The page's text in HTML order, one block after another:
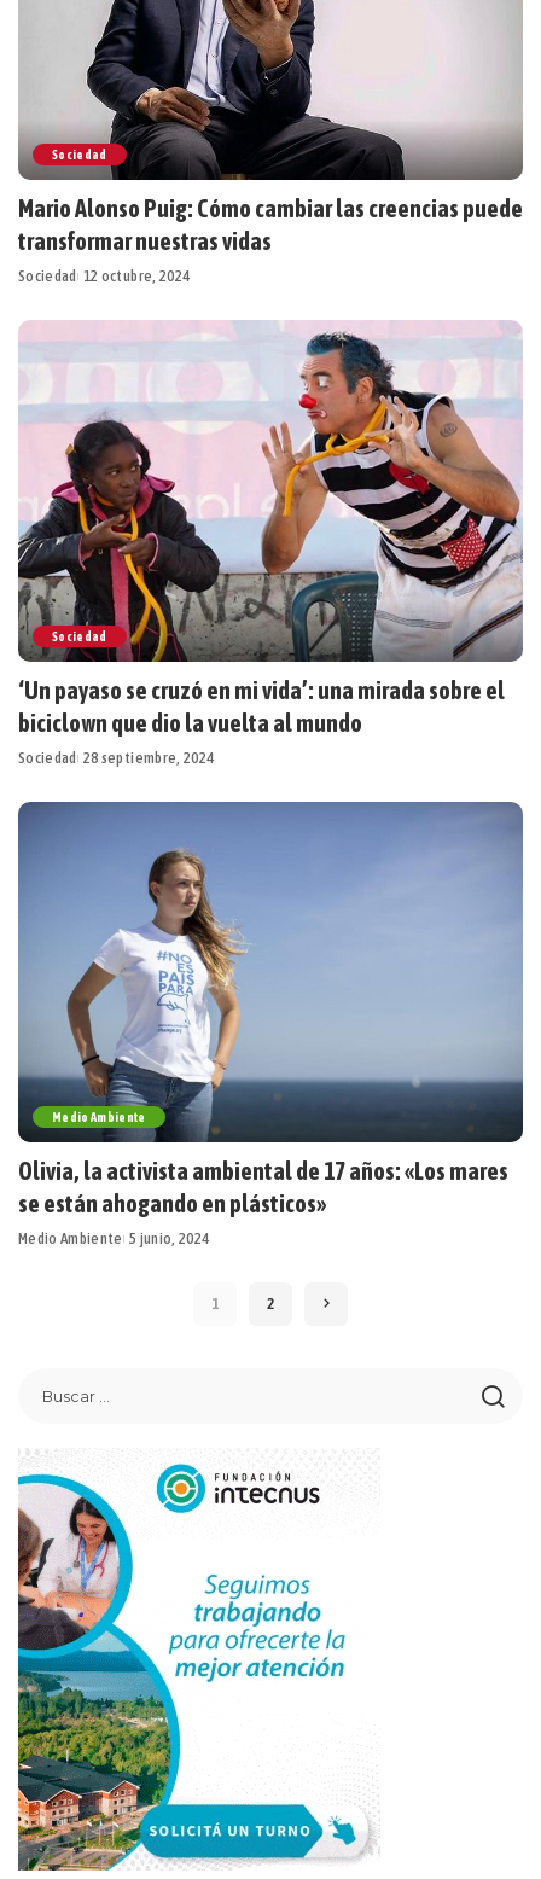
Sociedad
Mario Alonso Puig: Cómo cambiar las creencias puede
transformar nuestras vidas
Sociedad 12 octubre, 2024
Sociedad
‘Un payaso se cruzó en mi vida’: una mirada sobre el
biciclown que dio la vuelta al mundo
Sociedad 28 septiembre, 2024
Medio Ambiente
Olivia, la activista ambiental de 17 años: «Los mares
se están ahogando en plásticos»
Medio Ambiente 5 junio, 2024
1 2